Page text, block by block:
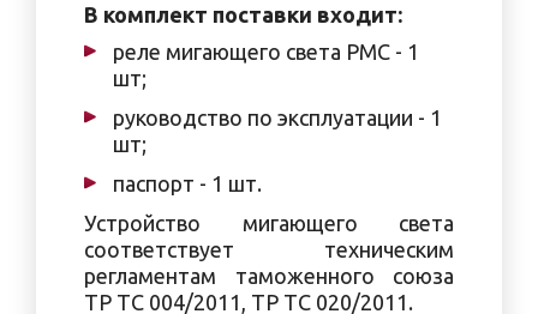
В комплект поставки входит:
реле мигающего света РМС - 1
шт;
руководство по эксплуатации - 1
шт;
паспорт - 1 шт.
Устройство мигающего света
соответствует техническим
регламентам таможенного союза
ТР ТС 004/2011, ТР ТС 020/2011.